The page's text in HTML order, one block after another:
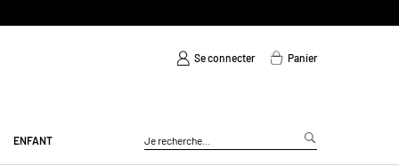
Se connecter Panier
ENFANT